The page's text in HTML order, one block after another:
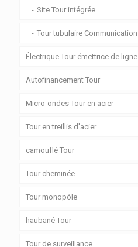
Site Tour intégrée
Tour tubulaire Communication
Électrique Tour émettrice de ligne
Autofinancement Tour
Micro-ondes Tour en acier
Tour en treillis d'acier
camouflé Tour
Tour cheminée
Tour monopôle
haubané Tour
Tour de surveillance